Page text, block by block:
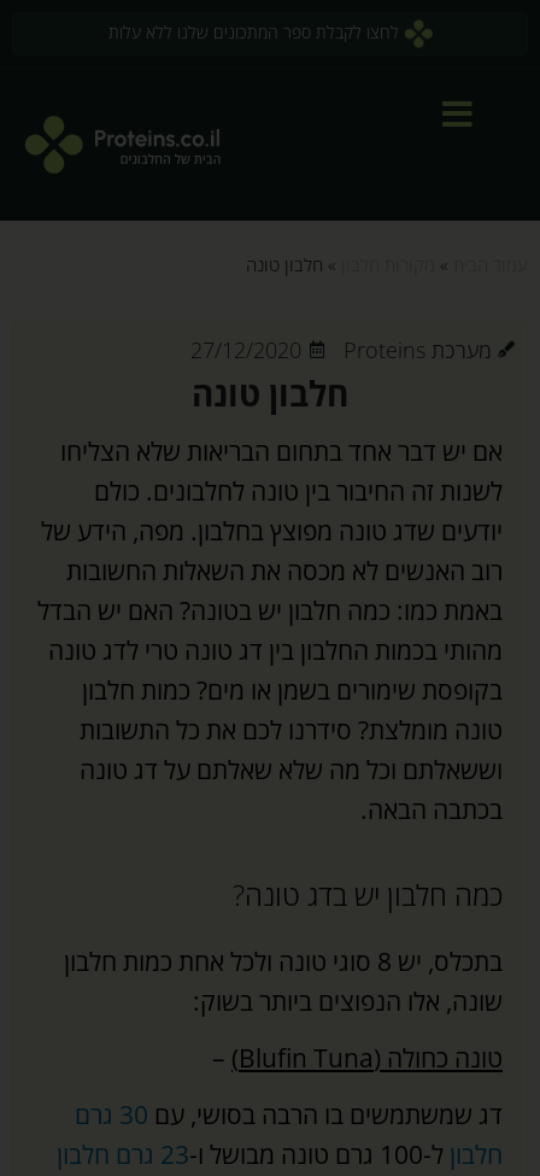
לחצו לקבלת ספר המתכונים שלנו ללא עלות
»
» חלבון טונה
מערכת Proteins 27/12/2020
חלבון טונה
אם יש דבר אחד בתחום הבריאות שלא הצליחו
לשנות זה החיבור בין טונה לחלבונים. כולם
יודעים שדג טונה מפוצץ בחלבון. מפה, הידע של
רוב האנשים לא מכסה את השאלות החשובות
באמת כמו: כמה חלבון יש בטונה? האם יש הבדל
מהותי בכמות החלבון בין דג טונה טרי לדג טונה
בקופסת שימורים בשמן או מים? כמות חלבון
טונה מומלצת? סידרנו לכם את כל התשובות
וששאלתם וכל מה שלא שאלתם על דג טונה
בכתבה הבאה.
כמה חלבון יש בדג טונה?
בתכלס, יש 8 סוגי טונה ולכל אחת כמות חלבון
שונה, אלו הנפוצים ביותר בשוק:
טונה כחולה (Blufin Tuna)
–
דג שמשתמשים בו הרבה בסושי, עם
30 גרם
חלבון ל-100 גרם טונה מבושל ו-
23 גרם חלבון